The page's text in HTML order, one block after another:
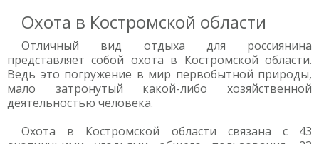
Охота в Костромской области
Отличный вид отдыха для россиянина
представляет собой охота в Костромской области.
Ведь это погружение в мир первобытной природы,
мало затронутый какой-либо хозяйственной
деятельностью человека.
Охота в Костромской области связана с 43